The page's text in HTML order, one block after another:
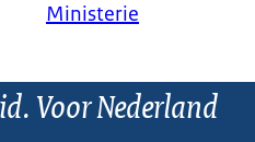
Ministerie
Voor Nederland